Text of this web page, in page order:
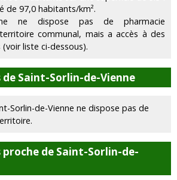
de 97,0 habitants/km².
ne dispose pas de pharmacie
communal, mais a accès à des
liste ci-dessous).
de Saint-Sorlin-de-Vienne
Sorlin-de-Vienne ne dispose pas de
proche de Saint-Sorlin-de-